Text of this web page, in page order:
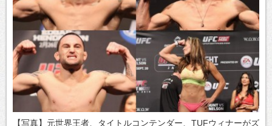
【写真】元世界王者、タイトルコンテンダー、TUFウィナーがズ